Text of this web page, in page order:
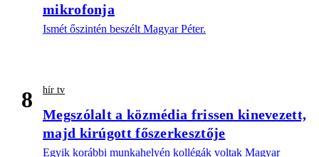
mikrofonja
Ismét őszintén beszélt Magyar Péter.
8 hír tv
Megszólalt a közmédia frissen kinevezett,
majd kirúgott főszerkesztője
Egyik korábbi munkahelyén kollégák voltak Magyar